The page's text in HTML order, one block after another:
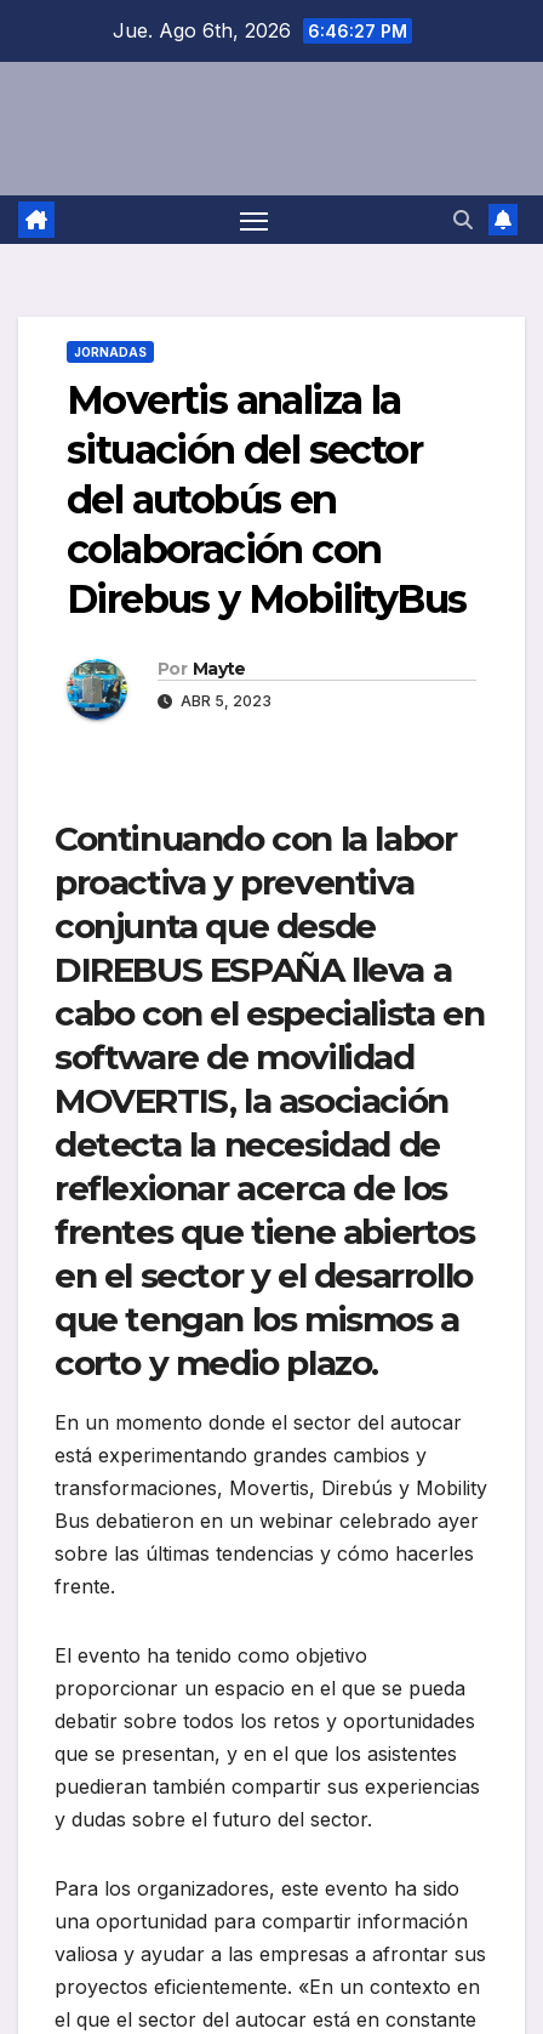
Jue. Ago 6th, 2026 6:46:27 PM
JORNADAS
Movertis analiza la
situación del sector
del autobús en
colaboración con
Direbus y MobilityBus
Por Mayte
ABR 5, 2023
Continuando con la labor
proactiva y preventiva
conjunta que desde
DIREBUS ESPAÑA lleva a
cabo con el especialista en
software de movilidad
MOVERTIS, la asociación
detecta la necesidad de
reflexionar acerca de los
frentes que tiene abiertos
en el sector y el desarrollo
que tengan los mismos a
corto y medio plazo.
En un momento donde el sector del autocar
está experimentando grandes cambios y
transformaciones, Movertis, Direbús y Mobility
Bus debatieron en un webinar celebrado ayer
sobre las últimas tendencias y cómo hacerles
frente.
El evento ha tenido como objetivo
proporcionar un espacio en el que se pueda
debatir sobre todos los retos y oportunidades
que se presentan, y en el que los asistentes
puedieran también compartir sus experiencias
y dudas sobre el futuro del sector.
Para los organizadores, este evento ha sido
una oportunidad para compartir información
valiosa y ayudar a las empresas a afrontar sus
proyectos eficientemente. «En un contexto en
el que el sector del autocar está en constante